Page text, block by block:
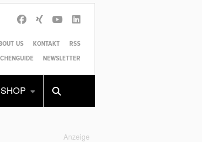
US KONTAKT
RSS
NEWSLETTER
SUCHEN
Anzeige